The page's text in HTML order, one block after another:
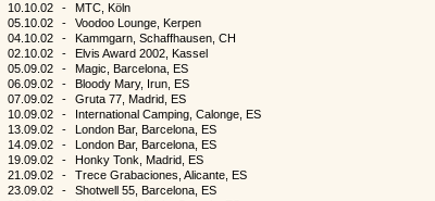
10.10.02
-
MTC, Köln
05.10.02
-
Voodoo Lounge, Kerpen
04.10.02
-
Kammgarn, Schaffhausen, CH
02.10.02
-
Elvis Award 2002, Kassel
05.09.02
-
Magic, Barcelona, ES
06.09.02
-
Bloody Mary, Irun, ES
07.09.02
-
Gruta 77, Madrid, ES
10.09.02
-
International Camping, Calonge, ES
13.09.02
-
London Bar, Barcelona, ES
14.09.02
-
London Bar, Barcelona, ES
19.09.02
-
Honky Tonk, Madrid, ES
21.09.02
-
Trece Grabaciones, Alicante, ES
23.09.02
-
Shotwell 55, Barcelona, ES